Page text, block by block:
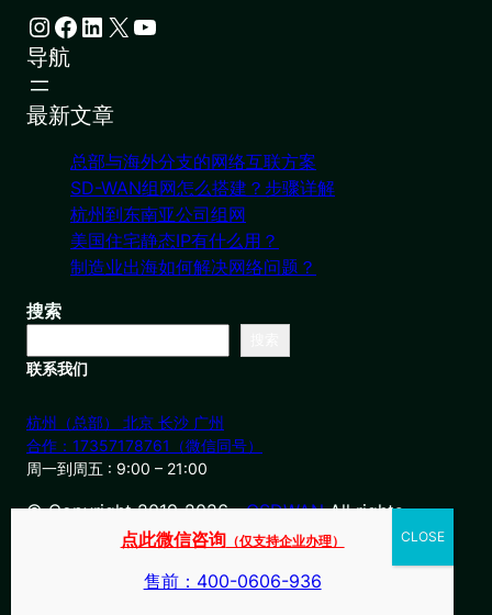
Instagram Facebook LinkedIn X YouTube
导航
最新文章
总部与海外分支的网络互联方案
SD-WAN组网怎么搭建？步骤详解
杭州到东南亚公司组网
美国住宅静态IP有什么用？
制造业出海如何解决网络问题？
搜索
联系我们
杭州（总部） 北京 长沙 广州
合作：17357178761（微信同号）
周一到周五 : 9:00 – 21:00
© Copyright 2019-2026・OSDWANAll rights
点此微信咨询 （仅支持企业办理）
售前：400-0606-936